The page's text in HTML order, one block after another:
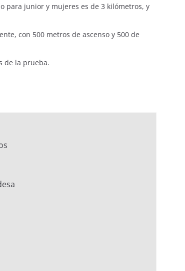
para junior y mujeres es de 3 kilómetros, y
con 500 metros de ascenso y 500 de
de la prueba.